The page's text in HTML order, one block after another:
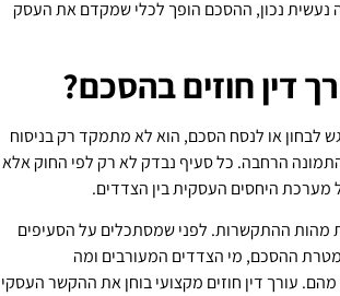
נכון, ההסכם הופך לכלי שמקדם את העסק
דין חוזים בהסכם?
לבחון או לנסח הסכם, הוא לא מתמקד רק בניסוח
הרחבה. כל סעיף נבדק לא רק לפי החוק אלא
היחסים העסקית בין הצדדים.
מהות ההתקשרות. לפני שמסתכלים על הסעיפים
ההסכם, מי הצדדים המעורבים ומה
עורך דין חוזים מקצועי בוחן את ההקשר העסקי